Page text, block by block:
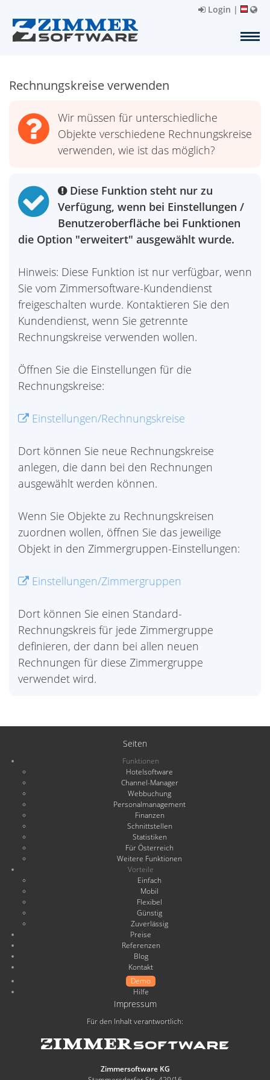
Login |
Rechnungskreise verwenden
Wir müssen für unterschiedliche
Objekte verschiedene Rechnungskreise
verwenden, wie ist das möglich?
Diese Funktion steht nur zu
Verfügung, wenn bei Einstellungen /
Benutzeroberfläche bei Funktionen
die Option "erweitert" ausgewählt wurde.
Hinweis: Diese Funktion ist nur verfügbar, wenn
Sie vom Zimmersoftware-Kundendienst
freigeschalten wurde. Kontaktieren Sie den
Kundendienst, wenn Sie getrennte
Rechnungskreise verwenden wollen.
Öffnen Sie die Einstellungen für die
Rechnungskreise:
Einstellungen/Rechnungskreise
Dort können Sie neue Rechnungskreise
anlegen, die dann bei den Rechnungen
ausgewählt werden können.
Wenn Sie Objekte zu Rechnungskreisen
zuordnen wollen, öffnen Sie das jeweilige
Objekt in den Zimmergruppen-Einstellungen:
Einstellungen/Zimmergruppen
Dort können Sie einen Standard-
Rechnungskreis für jede Zimmergruppe
definieren, der dann bei allen neuen
Rechnungen für diese Zimmergruppe
verwendet wird.
Seiten
Funktionen
Hotelsoftware
Channel-Manager
Webbuchung
Personalmanagement
Finanzen
Schnittstellen
Statistiken
Für Österreich
Weitere Funktionen
Vorteile
Einfach
Mobil
Flexibel
Günstig
Zuverlässig
Preise
Referenzen
Blog
Kontakt
Demo
Hilfe
Impressum
Für den Inhalt verantwortlich:
Zimmersoftware KG